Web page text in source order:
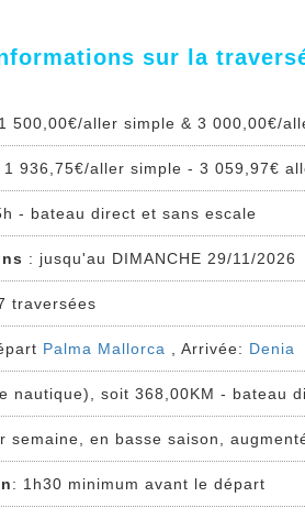
sur la
500,00€/aller simple & 3 000,00€/
1 936,75€/aller simple - 3 059,97€
- bateau direct et sans escale
: jusqu'au DIMANCHE 29/11/2026
traversées
Palma Mallorca , Arrivée: Denia
nautique), soit 368,00KM - bateau
semaine, en basse saison,
: 1h30 minimum avant le départ